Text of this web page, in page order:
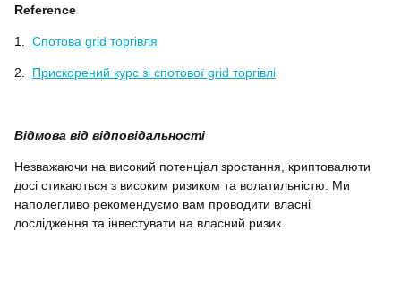
Reference
1. Спотова grid торгівля
2. Прискорений курс зі спотової grid торгівлі
Відмова від відповідальності
Незважаючи на високий потенціал зростання, криптовалюти
досі стикаються з високим ризиком та волатильністю. Ми
наполегливо рекомендуємо вам проводити власні
дослідження та інвестувати на власний ризик.